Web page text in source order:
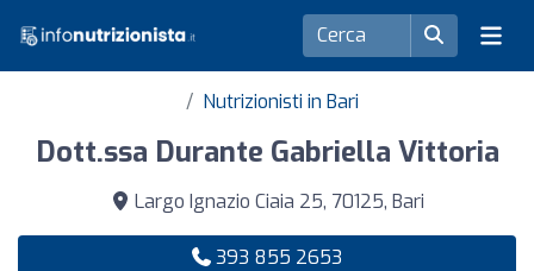
Nutrizionisti in Bari
Dott.ssa Durante Gabriella Vittoria
Largo Ignazio Ciaia 25, 70125, Bari
393 855 2653